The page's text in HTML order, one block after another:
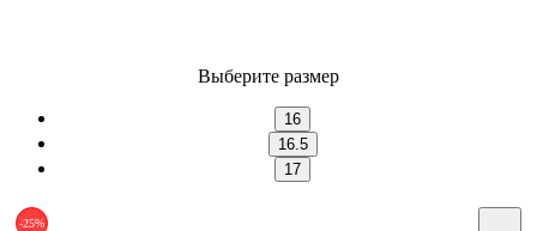
Выберите размер
16
16.5
17
-25%